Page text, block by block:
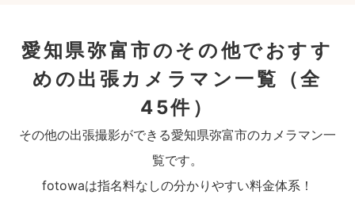
愛知県弥富市のその他でおすす
めの出張カメラマン一覧
（全
45件）
その他の出張撮影ができる愛知県弥富市のカメラマン一
覧です。
fotowaは指名料なしの分かりやすい料金体系！